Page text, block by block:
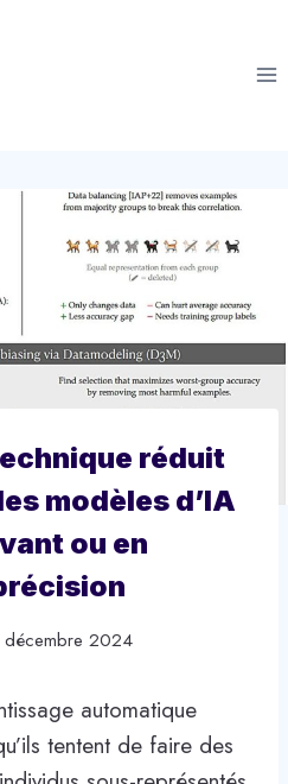
réduit
modèles d’IA
ou en
décembre 2024
automatique
tentent de faire des